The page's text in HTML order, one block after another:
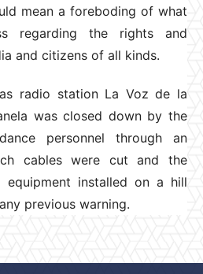
mean a foreboding of what
regarding the rights and
and citizens of all kinds.
radio station La Voz de la
was closed down by the
personnel through an
cables were cut and the
equipment installed on a hill
previous warning.